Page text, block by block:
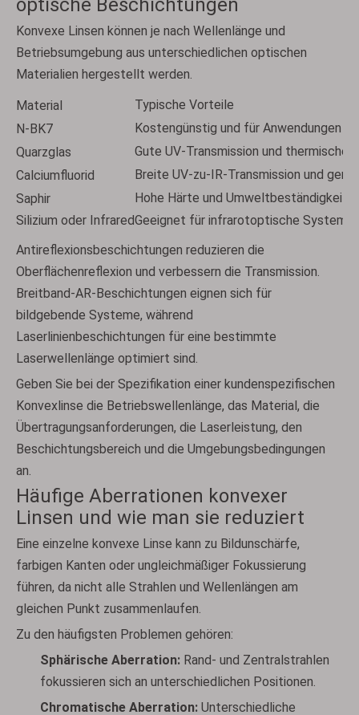
optische Beschichtungen
Konvexe Linsen können je nach Wellenlänge und
Betriebsumgebung aus unterschiedlichen optischen
Materialien hergestellt werden.
Material
Typische Vorteile
N-BK7
Kostengünstig und für Anwendungen
Quarzglas
Gute UV-Transmission und thermische
Calciumfluorid
Breite UV-zu-IR-Transmission und
Saphir
Hohe Härte und Umweltbeständigkeit
Silizium oder InfraredGeeignet für infrarotoptische Systeme
Antireflexionsbeschichtungen reduzieren die
Oberflächenreflexion und verbessern die Transmission.
Breitband-AR-Beschichtungen eignen sich für
bildgebende Systeme, während
Laserlinienbeschichtungen für eine bestimmte
Laserwellenlänge optimiert sind.
Geben Sie bei der Spezifikation einer kundenspezifischen
Konvexlinse die Betriebswellenlänge, das Material, die
Übertragungsanforderungen, die Laserleistung, den
Beschichtungsbereich und die Umgebungsbedingungen
an.
Häufige Aberrationen konvexer
Linsen und wie man sie reduziert
Eine einzelne konvexe Linse kann zu Bildunschärfe,
farbigen Kanten oder ungleichmäßiger Fokussierung
führen, da nicht alle Strahlen und Wellenlängen am
gleichen Punkt zusammenlaufen.
Zu den häufigsten Problemen gehören:
Sphärische Aberration: Rand- und Zentralstrahlen
fokussieren sich an unterschiedlichen Positionen.
Chromatische Aberration: Unterschiedliche